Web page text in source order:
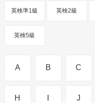
英検準1級 英検2級
英検5級
A B C
H J